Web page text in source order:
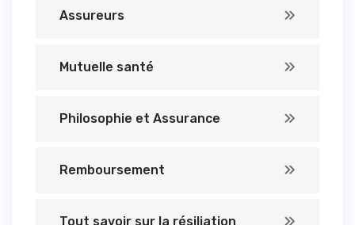
Assureurs
Mutuelle santé
Philosophie et Assurance
Remboursement
Tout savoir sur la résiliation